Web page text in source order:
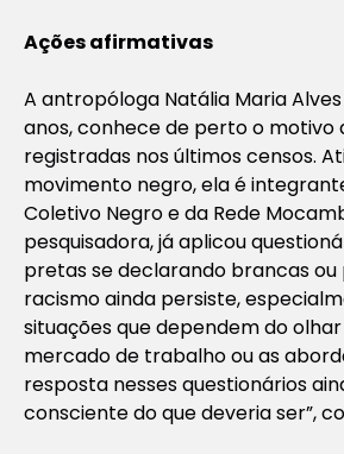
Ações afirmativas
A antropóloga Natália Maria
anos, conhece de perto o motivo
registradas nos últimos censos.
movimento negro, ela é
Coletivo Negro e da Rede
pesquisadora, já aplicou
pretas se declarando brancas ou
racismo ainda persiste,
situações que dependem do
mercado de trabalho ou as
resposta nesses questionários
consciente do que deveria ser”,